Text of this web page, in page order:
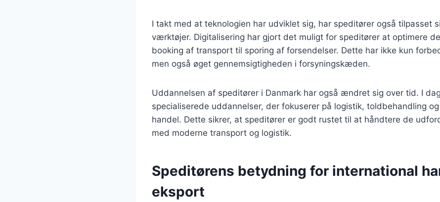
I takt med at teknologien har udviklet sig, har speditører også tilpasset
værktøjer. Digitalisering har gjort det muligt for speditører at optimere
booking af transport til sporing af forsendelser. Dette har ikke kun
men også øget gennemsigtigheden i forsyningskæden.
Uddannelsen af speditører i Danmark har også ændret sig over tid. I
specialiserede uddannelser, der fokuserer på logistik, toldbehandling
handel. Dette sikrer, at speditører er godt rustet til at håndtere de
med moderne transport og logistik.
Speditørens betydning for international
eksport